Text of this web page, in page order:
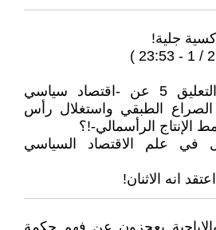
فكيف يتكلم صاحب التعليق 5 عن -اقتصاد سياسي
الطبقي واستغلال رأس
الإنتاج الرأسمالي-!؟
في علم الاقتصاد السياسي
انه الاثنان!